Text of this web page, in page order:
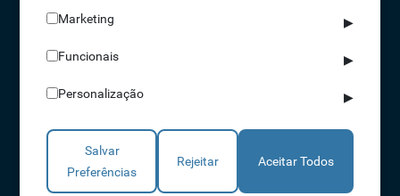
Soluções
Acessos
Torniquetes
Parques Auto
Rondas e Serviços
Marketing ▶
Funcionais ▶
Personalização ▶
Salvar
Preferências
Rejeitar Aceitar Todos